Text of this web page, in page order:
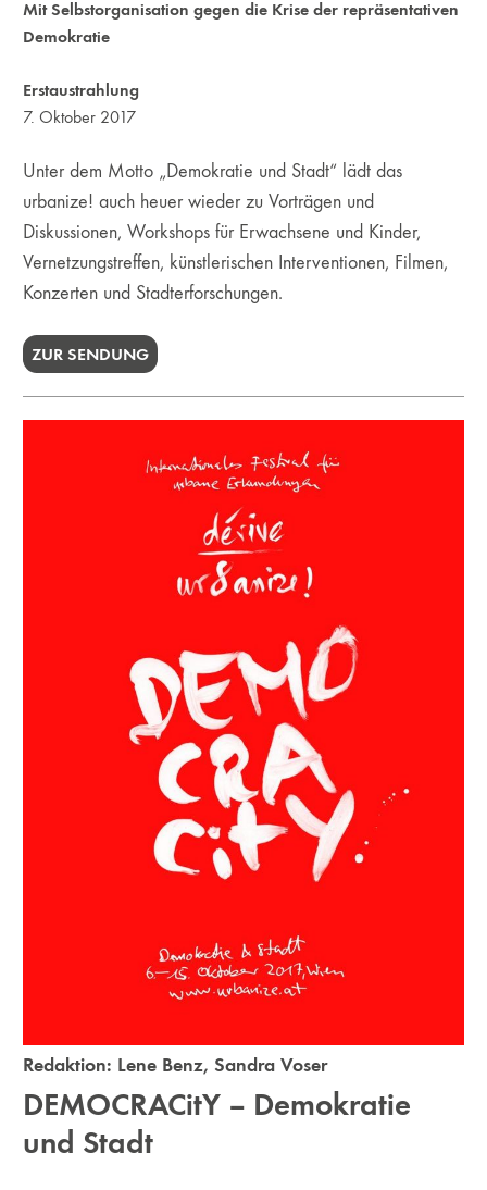
Mit Selbstorganisation gegen die Krise der repräsentativen
Demokratie
Erstaustrahlung
7. Oktober 2017
Unter dem Motto „Demokratie und Stadt“ lädt das
urbanize! auch heuer wieder zu Vorträgen und
Diskussionen, Workshops für Erwachsene und Kinder,
Vernetzungstreffen, künstlerischen Interventionen, Filmen,
Konzerten und Stadterforschungen.
ZUR SENDUNG
Redaktion: Lene Benz, Sandra Voser
DEMOCRACitY – Demokratie
und Stadt